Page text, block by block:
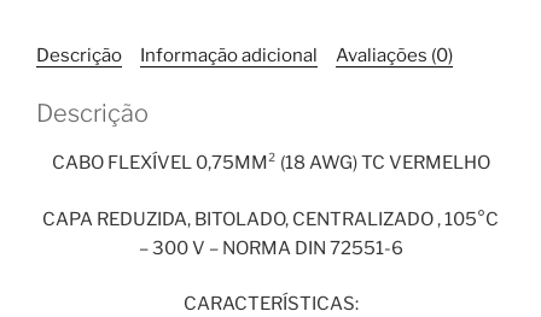
Metro
Descrição Informação adicional Avaliações (0)
Descrição
CABO FLEXÍVEL 0,75MM² (18 AWG) TC VERMELHO
CAPA REDUZIDA, BITOLADO, CENTRALIZADO , 105°C
– 300 V – NORMA DIN 72551-6
CARACTERÍSTICAS: